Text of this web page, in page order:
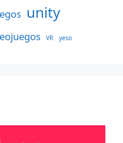
unity
VR yeso